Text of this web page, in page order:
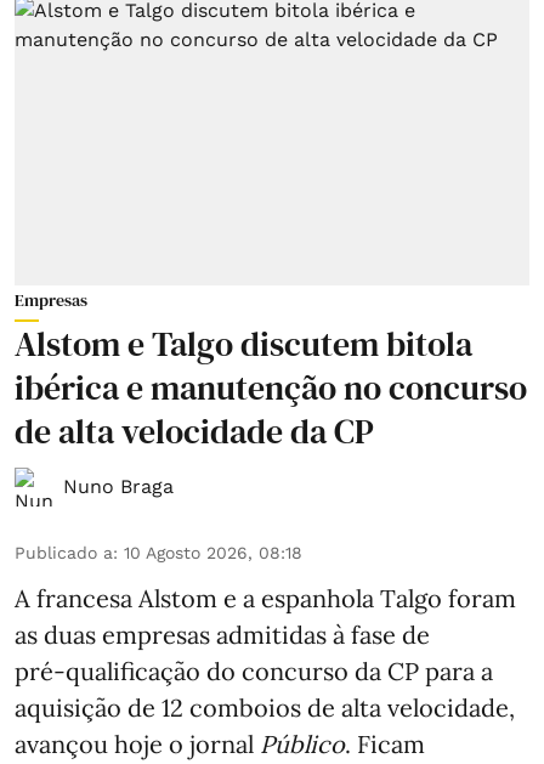
Empresas
Alstom e Talgo discutem bitola
ibérica e manutenção no concurso
de alta velocidade da CP
Nuno Braga
Publicado a: 10 Agosto 2026, 08:18
A francesa Alstom e a espanhola Talgo foram
as duas empresas admitidas à fase de
pré‑qualificação do concurso da CP para a
aquisição de 12 comboios de alta velocidade,
avançou hoje o jornal Público. Ficam